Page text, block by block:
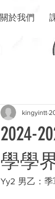
關於我們
2024-
學學
kingyintt
Yy2 男乙：